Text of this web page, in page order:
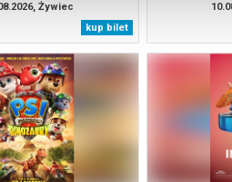
Żywiec
kup bilet